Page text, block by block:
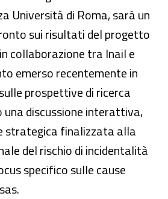
Università di Roma, sarà un
sui risultati del progetto
collaborazione tra Inail e
emerso recentemente in
prospettive di ricerca
discussione interattiva,
strategica finalizzata alla
del rischio di incidentalità
specifico sulle cause